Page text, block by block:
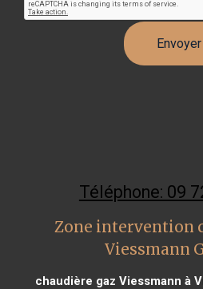
Téléphone: 09
Zone intervention
Viessmann
chaudière gaz Viessmann à